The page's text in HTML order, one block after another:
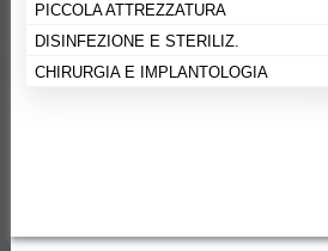
PICCOLA ATTREZZATURA
DISINFEZIONE E STERILIZ.
CHIRURGIA E IMPLANTOLOGIA